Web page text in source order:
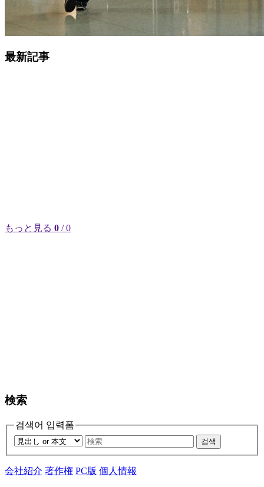
最新記事
もっと見る 0 / 0
検索
검색어 입력폼
검색
会社紹介 著作権 PC版 個人情報